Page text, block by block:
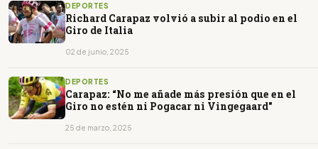
DEPORTES
Richard Carapaz volvió a subir al podio en el
Giro de Italia
02 de junio, 2025
DEPORTES
Carapaz: “No me añade más presión que en el
Giro no estén ni Pogacar ni Vingegaard"
25 de marzo, 2025